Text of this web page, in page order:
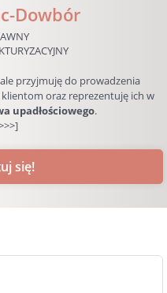
Dowbór
przyjmuję do prowadzenia
oraz reprezentuję ich w
upadłościowego.
się!